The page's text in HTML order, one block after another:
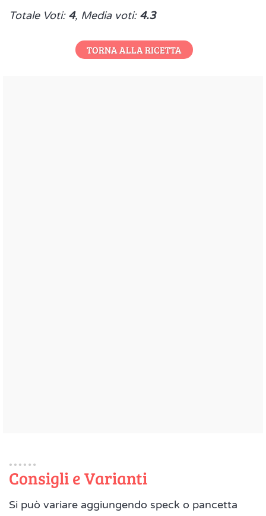
Totale Voti: 4, Media voti: 4.3
TORNA ALLA RICETTA
Consigli e Varianti
Si può variare aggiungendo speck o pancetta